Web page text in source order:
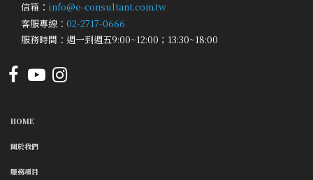
信箱： info@e-consultant.com.tw
客服專線： 02-2717-0666
服務時間：週一到週五9:00~12:00；13:30~18:00
HOME
關於我們
服務項目